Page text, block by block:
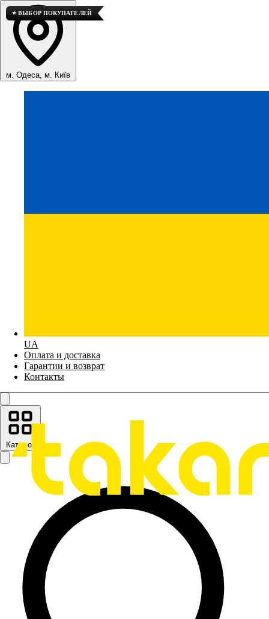
м. Одеса, м. Київ
UA
Оплата и доставка
Гарантии и возврат
Контакты
Каталог
🚀 ТОП ПРОДАЖ
💎 ВЫСОКОЕ КАЧЕСТВО
⭐ ВЫБОР ПОКУПАТЕЛЕЙ